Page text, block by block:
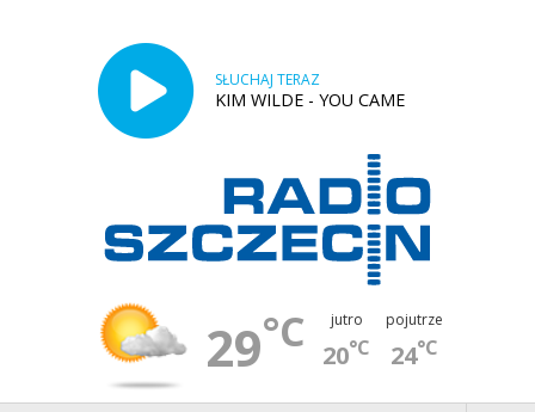
SŁUCHAJ TERAZ
KIM WILDE - YOU CAME
29°C jutro
20°C
pojutrze
24°C